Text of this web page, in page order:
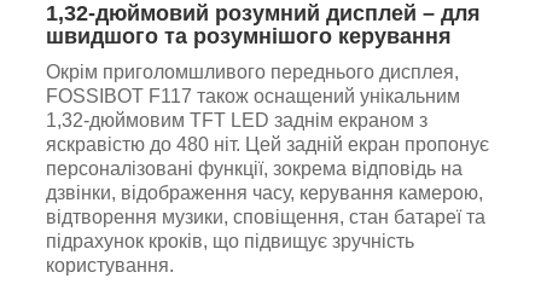
1,32-дюймовий розумний дисплей – для
швидшого та розумнішого керування
Окрім приголомшливого переднього дисплея,
FOSSIBOT F117 також оснащений унікальним
1,32-дюймовим TFT LED заднім екраном з
яскравістю до 480 ніт. Цей задній екран пропонує
персоналізовані функції, зокрема відповідь на
дзвінки, відображення часу, керування камерою,
відтворення музики, сповіщення, стан батареї та
підрахунок кроків, що підвищує зручність
користування.